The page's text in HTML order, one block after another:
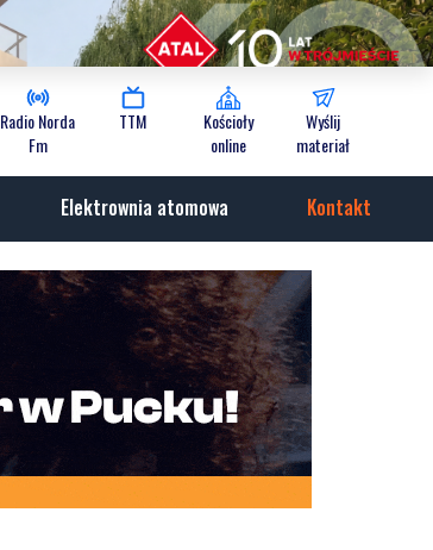
Radio Norda
Fm
TTM
Kościoły
online
Wyślij
materiał
Elektrownia atomowa Kontakt